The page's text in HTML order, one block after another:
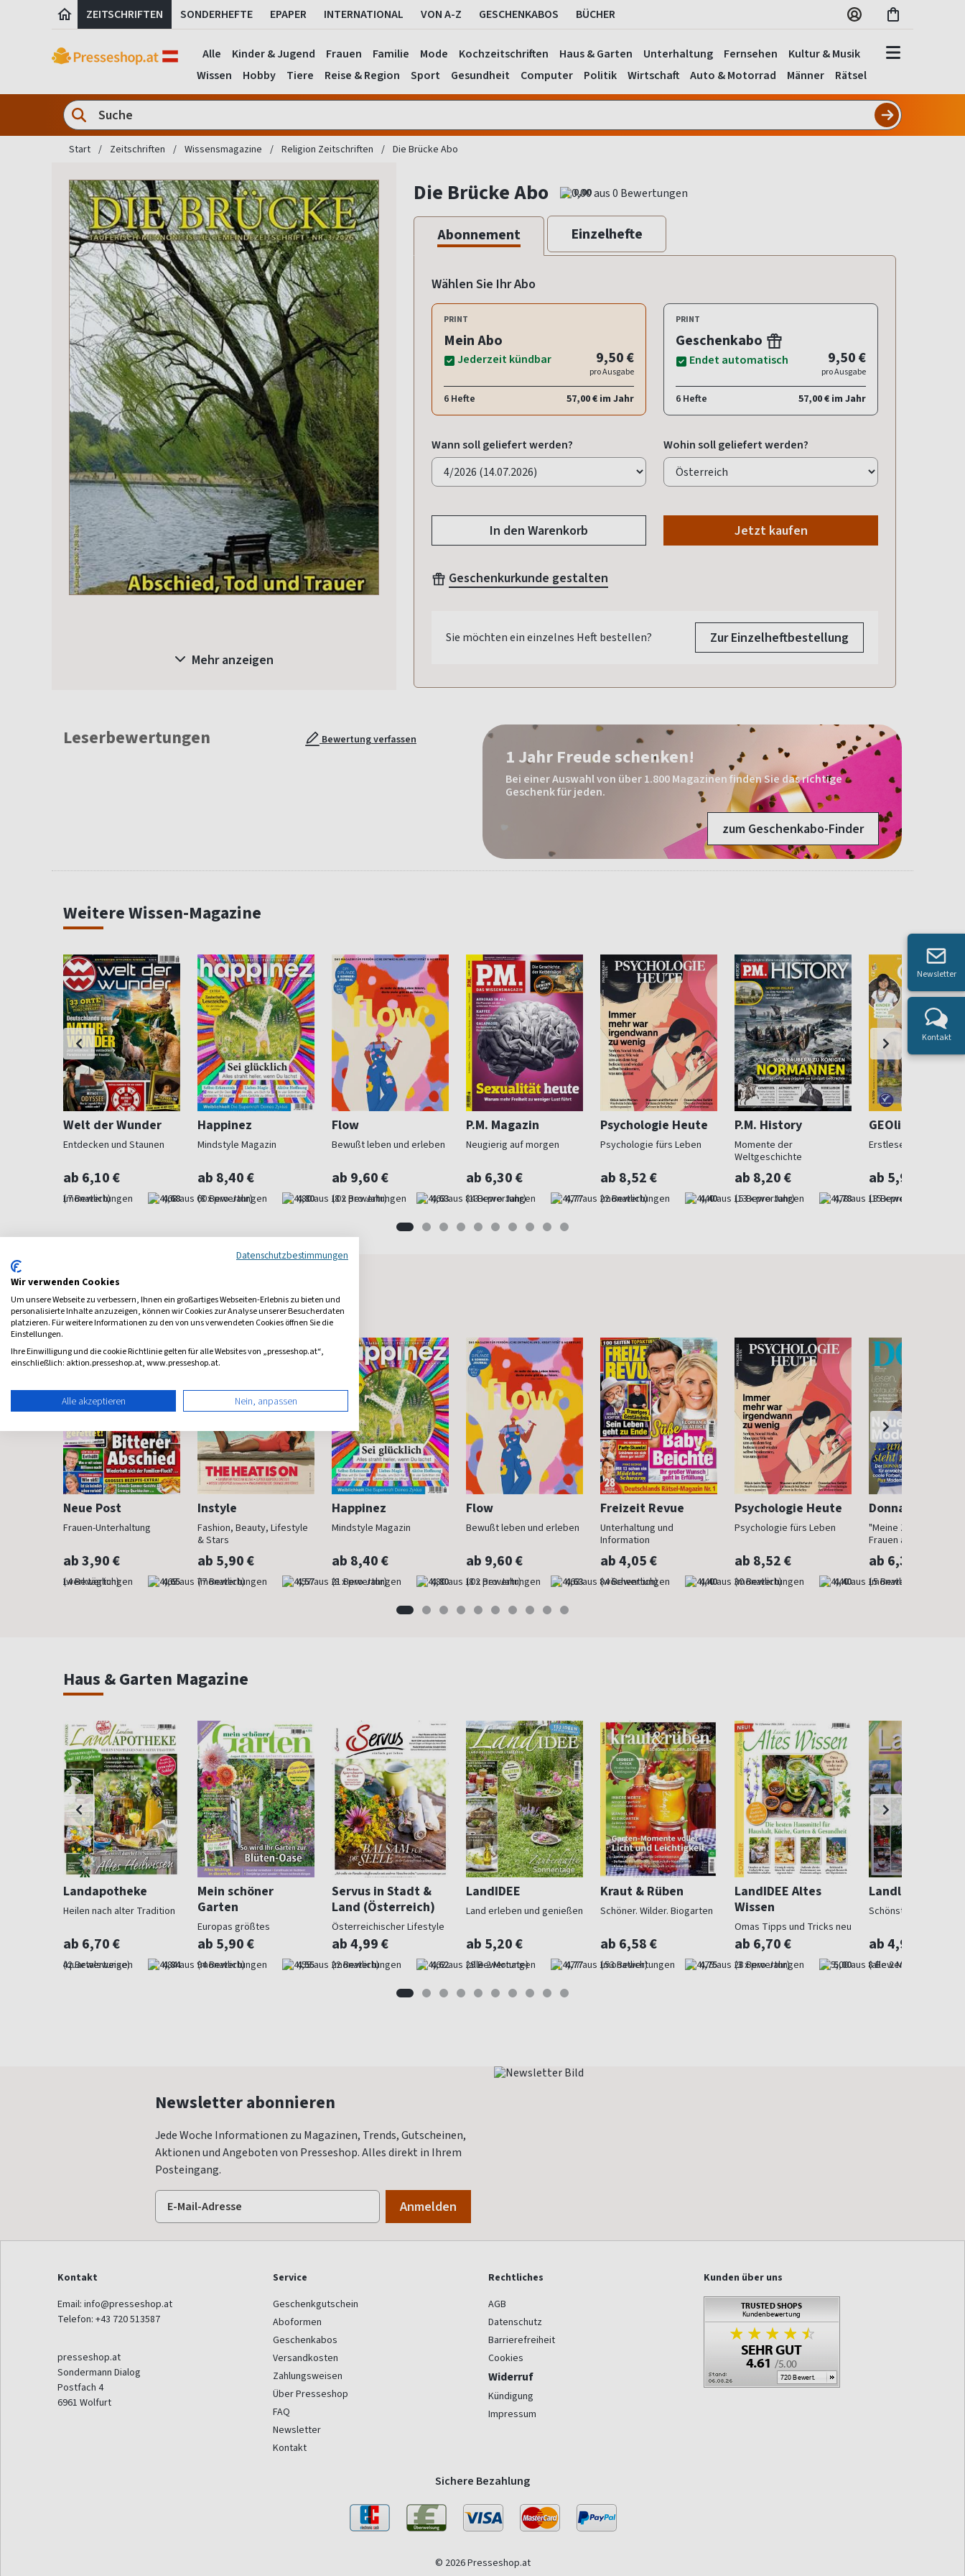
ZEITSCHRIFTEN SONDERHEFTE EPAPER INTERNATIONAL VON A-Z GESCHENKABOS BÜCHER
Alle Kinder & Jugend Frauen Familie Mode Kochzeitschriften Haus & Garten Unterhaltung Fernsehen
Kultur & Musik
Wissen
Hobby Tiere Reise & Region Sport Gesundheit Computer Politik Wirtschaft Auto & Motorrad Männer Rätsel
Start Zeitschriften Wissensmagazine Religion Zeitschriften Die Brücke Abo
Mehr anzeigen
Die Brücke Abo 0,00
Abonnement Einzelhefte
Wählen Sie Ihr Abo
PRINT
Mein Abo
Jederzeit kündbar 9,50 €
pro Ausgabe
6 Hefte 57,00 € im Jahr
PRINT
Geschenkabo
Endet automatisch 9,50 €
pro Ausgabe
6 Hefte 57,00 € im Jahr
Wann soll geliefert werden? Wohin soll geliefert werden?
In den Warenkorb Jetzt kaufen
Geschenkurkunde gestalten
Sie möchten ein einzelnes Heft bestellen? Zur Einzelheftbestellung
Leserbewertungen Bewertung verfassen
1 Jahr Freude schenken!
Bei einer Auswahl von über 1.800 Magazinen finden Sie das richtige
Geschenk für jeden.
zum Geschenkabo-Finder
Weitere Wissen-Magazine
Welt der Wunder
Entdecken und Staunen
ab 6,10 €
(monatlich) 4,68
Happinez
Mindstyle Magazin
ab 8,40 €
(8 x pro Jahr) 4,80
Flow
Bewußt leben und erleben
ab 9,60 €
(8 x pro Jahr) 4,63
P.M. Magazin
Neugierig auf morgen
ab 6,30 €
(13 x pro Jahr) 4,77
Psychologie Heute
Psychologie fürs Leben
ab 8,52 €
(monatlich) 4,40
P.M. History
Momente der
Weltgeschichte
ab 8,20 €
(13 x pro Jahr) 4,78
GEOlino Mini
Erstleser ab 5
ab 5,90 €
(15 x pro Jahr)
Frauenzeitschriften
Neue Post
Frauen-Unterhaltung
ab 3,90 €
(werktäglich) 4,65
Instyle
Fashion, Beauty, Lifestyle
& Stars
ab 5,90 €
(monatlich) 4,57
Happinez
Mindstyle Magazin
ab 8,40 €
(8 x pro Jahr) 4,80
Flow
Bewußt leben und erleben
ab 9,60 €
(8 x pro Jahr) 4,63
Freizeit Revue
Unterhaltung und
Information
ab 4,05 €
(wöchentlich) 4,40
Psychologie Heute
Psychologie fürs Leben
ab 8,52 €
(monatlich) 4,40
Donna
"Meine Zeit ist jetzt":
Frauen ab 40
ab 6,30 €
(monatlich)
Haus & Garten Magazine
Landapotheke
Heilen nach alter Tradition
ab 6,70 €
(quartalsweise) 4,84
Mein schöner
Garten
Europas größtes
Gartenmagazin
ab 5,90 €
(monatlich) 4,55
Servus in Stadt &
Land (Österreich)
Österreichischer Lifestyle
ab 4,99 €
(monatlich) 4,62
LandIDEE
Land erleben und genießen
ab 5,20 €
(alle 2 Monate) 4,77
Kraut & Rüben
Schöner. Wilder. Biogarten
ab 6,58 €
(monatlich) 4,75
LandIDEE Altes
Wissen
Omas Tipps und Tricks neu
entdeckt
ab 6,70 €
(3 x pro Jahr) 5,00
Landlust
Schönstes Landleben
ab 4,97 €
(alle 2 Monate)
Newsletter abonnieren
Jede Woche Informationen zu Magazinen, Trends, Gutscheinen,
Aktionen und Angeboten von Presseshop. Alles direkt in Ihrem
Posteingang.
Kontakt
Email: info@presseshop.at
Telefon: +43 720 513587
presseshop.at
Sondermann Dialog
Postfach 4
6961 Wolfurt
Service
Geschenkgutschein
Aboformen
Geschenkabos
Versandkosten
Zahlungsweisen
Über Presseshop
FAQ
Newsletter
Kontakt
Rechtliches
AGB
Datenschutz
Barrierefreiheit
Cookies
Widerruf
Kündigung
Impressum
Kunden über uns
Sichere Bezahlung
© 2026 Presseshop.at
Newsletter
Kontakt
Datenschutzbestimmungen
Wir verwenden Cookies
Um unsere Webseite zu verbessern, Ihnen ein großartiges Webseiten-Erlebnis zu bieten und
personalisierte Inhalte anzuzeigen, können wir Cookies zur Analyse unserer Besucherdaten
platzieren. Für weitere Informationen zu den von uns verwendeten Cookies öffnen Sie die
Einstellungen.
Ihre Einwilligung und die cookie Richtlinie gelten für alle Websites von „presseshop.at“,
einschließlich: aktion.presseshop.at, www.presseshop.at.
Alle akzeptieren Nein, anpassen